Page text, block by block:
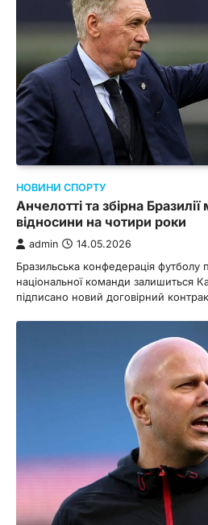
НОВИНИ СПОРТУ
Анчелотті та збірна
відносини на чотири роки
admin 14.05.2026
Бразильська конфедерація футболу
національної команди залишиться
підписано новий договірний